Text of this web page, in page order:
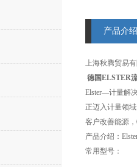
产品介绍
上海秋腾贸易
德国ELSTER
Elster—计量解
正迈入计量领
客户改善能源
产品介绍：
常用型号：